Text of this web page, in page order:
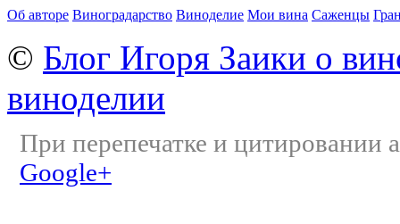
Об авторе Виноградарство Виноделие Мои вина Саженцы
© Блог Игоря Заики о
виноделии
При перепечатке и цитировании
Google+